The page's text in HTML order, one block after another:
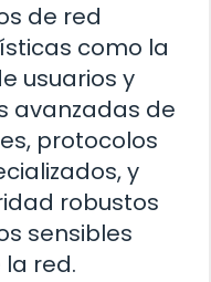
de red
como la
usuarios y
avanzadas de
protocolos
y
robustos
sensibles
red.